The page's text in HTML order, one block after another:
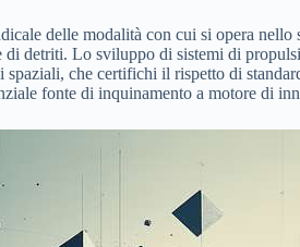
delle modalità con cui si opera
detriti. Lo sviluppo di sistemi di
spaziali, che certifichi il rispetto di
fonte di inquinamento a motore di